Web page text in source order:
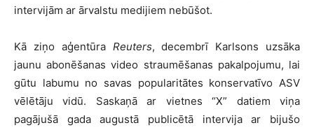
intervijām ar ārvalstu medijiem nebūšot.
Kā ziņo aģentūra Reuters, decembrī Karlsons uzsāka
jaunu abonēšanas video straumēšanas pakalpojumu, lai
gūtu labumu no savas popularitātes konservatīvo ASV
vēlētāju vidū. Saskaņā ar vietnes “X” datiem viņa
pagājušā gada augustā publicētā intervija ar bijušo